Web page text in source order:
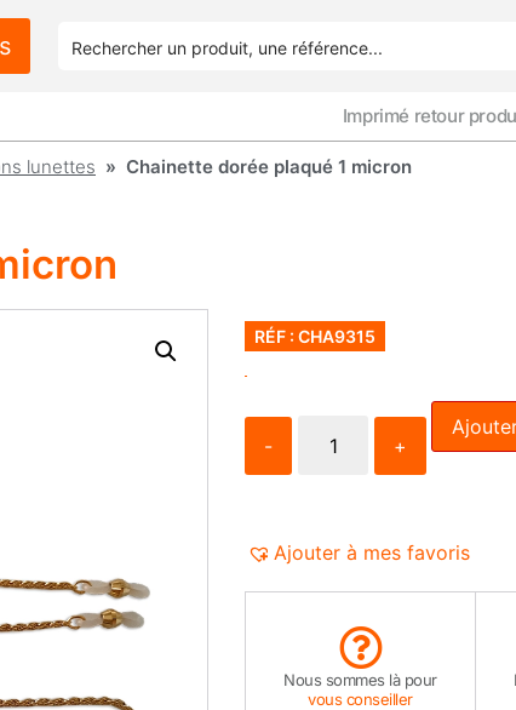
Imprimé retour
lunettes » Chainette dorée plaqué 1 micron
RÉF : CHA9315
- +
Ajouter à mes favoris
Nous sommes là pour
vous conseiller